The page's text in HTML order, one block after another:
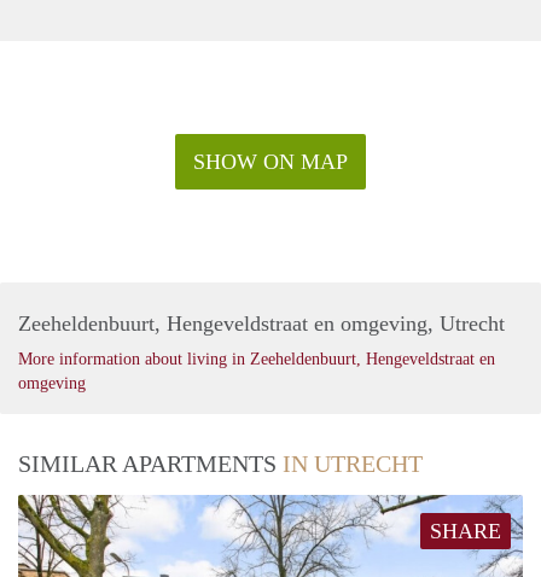
SHOW ON MAP
Zeeheldenbuurt, Hengeveldstraat en omgeving, Utrecht
More information about living in Zeeheldenbuurt, Hengeveldstraat en
omgeving
SIMILAR APARTMENTS IN UTRECHT
SHARE